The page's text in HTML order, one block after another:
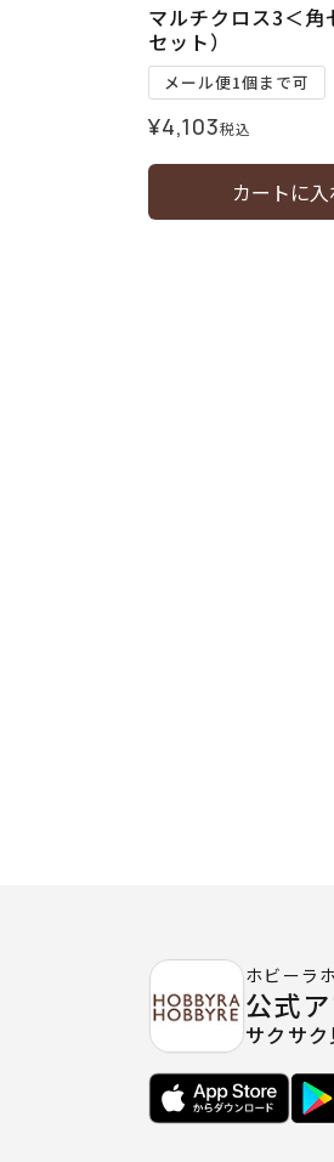
マルチクロス3＜角
セット）
メール便1個まで可
¥4,103税込
カートに入
ホビーラ
公式
サクサ